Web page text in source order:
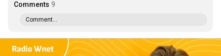
Comments 9
Comment...